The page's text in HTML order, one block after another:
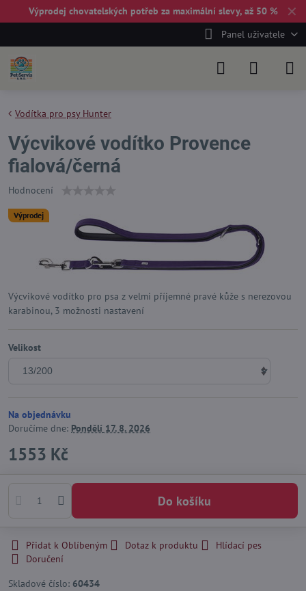
✕
Výprodej chovatelských potřeb za maximální slevy, až 50 %
Panel uživatele
Výprodej
Vodítka pro psy Hunter
Výcvikové vodítko Provence
fialová/černá
Hodnocení
Výcvikové vodítko pro psa z velmi příjemné pravé kůže s nerezovou
karabinou, 3 možnosti nastavení
Velikost
Na objednávku
Doručíme dne: Pondělí 17. 8. 2026
1553 Kč
Do košíku
Přidat k Oblíbeným Dotaz k produktu
Hlídací pes
Doručení
Skladové číslo: 60434